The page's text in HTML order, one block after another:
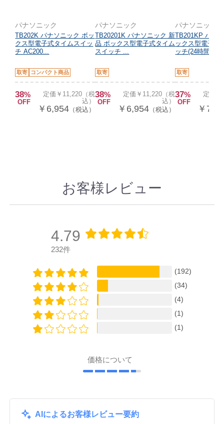
パナソニック
TB202K パナソニック ボッ
クス型電子式タイムスイッ
チ AC200...
取寄 コンパクト商品
38%
OFF
定価￥11,220（税
込）
￥6,954 （税込）
パナソニック
TB20201K パナソニック 新
品 ボックス型電子式タイム
スイッチ ...
取寄
38%
OFF
定価￥11,220（税
込）
￥6,954 （税込）
パナソニック
TB201KP パナ
ックス型電子式
ッチ(24時間...
取寄
37%
OFF
定価
￥
お客様レビュー
4.79
232件
(192)
(34)
(4)
(1)
(1)
価格について
AIによるお客様レビュー要約